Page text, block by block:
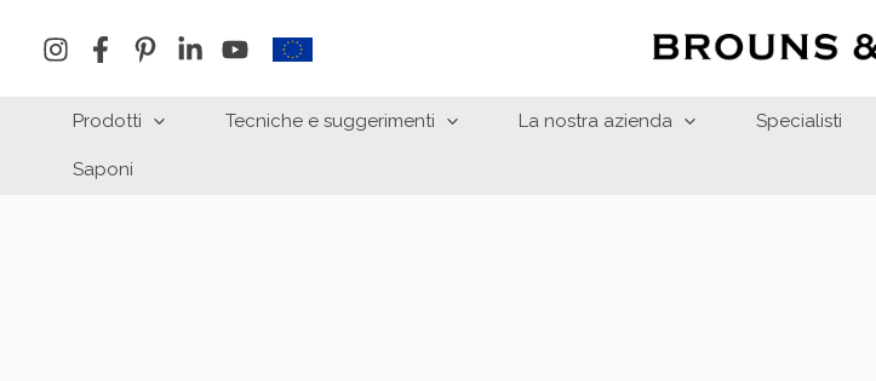
Prodotti Tecniche e suggerimenti La nostra azienda Specialisti
Saponi